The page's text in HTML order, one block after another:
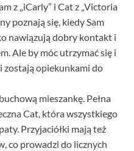
z „iCarly” i Cat z „Victoria
poznają się, kiedy Sam
nawiązują dobry kontakt i
Ale by móc utrzymać się i
zostają opiekunkami do
mieszankę. Pełna
Cat, która wszystkiego
Przyjaciółki mają też
co prowadzi do licznych